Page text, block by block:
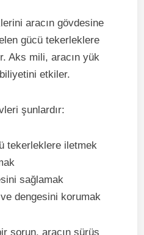
aracın gövdesine
gücü tekerleklere
Aks mili, aracın yük
etkiler.
şunlardır:
tekerleklere iletmek
sağlamak
dengesini korumak
sorun, aracın sürüş